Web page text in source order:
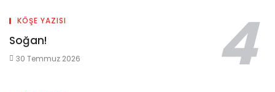
KÖŞE YAZISI
Soğan!
30 Temmuz 2026